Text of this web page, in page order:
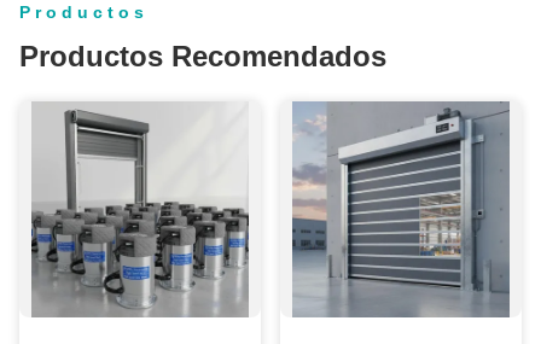
Productos
Productos Recomendados